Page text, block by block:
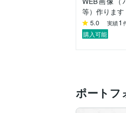
②その想
③お客様
名刺は【
自分の
等）作ります
5.0 実績1
購入可能
ポートフ